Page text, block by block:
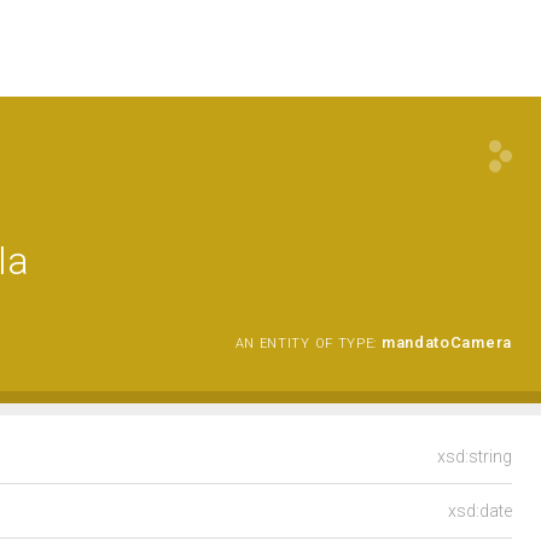
AN ENTITY OF TYPE: mandatoCamera
xsd:string
xsd:date